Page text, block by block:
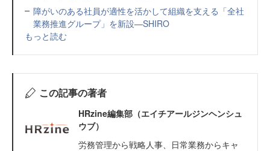
障がいのある社員が適性を活かして組織を支える「全社
業務推進グループ」を新設—SHIRO
もっと読む
この記事の著者
HRzine編集部（エイチアールジンヘンシュ
ウブ）
労務管理から戦略人事、日常業務からキャ